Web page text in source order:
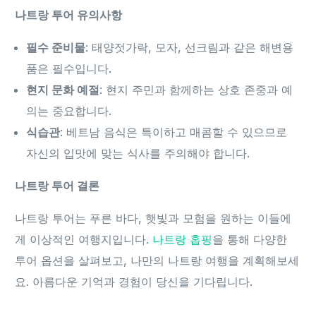
나트랑 투어 유의사항
필수 준비물: 태양젓가락, 모자, 선크림과 같은 해변용
품은 필수입니다.
현지 문화 예절: 현지 주민과 함께하는 상호 존중과 예
의는 중요합니다.
식습관: 베트남 음식은 특이하고 매콤할 수 있으므로
자신의 입맛에 맞는 식사를 주의해야 합니다.
나트랑 투어 결론
나트랑 투어는 푸른 바다, 햇빛과 모험을 원하는 이들에
게 이상적인 여행지입니다. 나트랑 홉핑을 통해 다양한
투어 옵션을 살펴보고, 나만의 나트랑 여행을 계획해보세
요. 아름다운 기억과 경험이 당신을 기다립니다.